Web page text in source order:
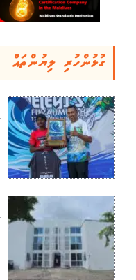
ގުޅުންހުރި ލިޔުންތައް